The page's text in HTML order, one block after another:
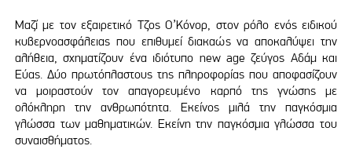
Μαζί με τον εξαιρετικό Τζος Ο’Κόνορ, στον ρόλο ενός ειδικού
κυβερνοασφάλειας που επιθυμεί διακαώς να αποκαλύψει την
αλήθεια, σχηματίζουν ένα ιδιότυπο new age ζεύγος Αδάμ και
Εύας. Δύο πρωτόπλαστους της πληροφορίας που αποφασίζουν
να μοιραστούν τον απαγορευμένο καρπό της γνώσης με
ολόκληρη την ανθρωπότητα. Εκείνος μιλά την παγκόσμια
γλώσσα των μαθηματικών. Εκείνη την παγκόσμια γλώσσα του
συναισθήματος.